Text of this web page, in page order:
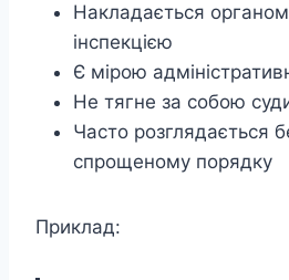
Накладається
інспекцією
Є мірою
Не тягне за собою
Часто розглядається
спрощеному порядку
Приклад: